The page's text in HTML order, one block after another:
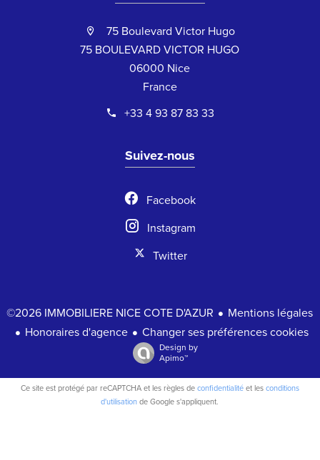
75 Boulevard Victor Hugo
75 BOULEVARD VICTOR HUGO
06000 Nice
France
+33 4 93 87 83 33
Suivez-nous
Facebook
Instagram
Twitter
©2026 IMMOBILIERE NICE COTE D'AZUR
Mentions légales
Honoraires d'agence
Changer ses préférences cookies
Design by
Apimo™
Ce site est protégé par reCAPTCHA et les règles de confidentialité et les conditions
d'utilisation de Google s'appliquent.